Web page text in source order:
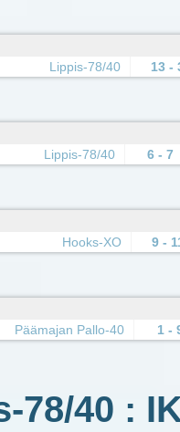
Lippis-78/40 13 -
Lippis-78/40 6 - 7
Hooks-XO 9 -
Päämajan Pallo-40 1 -
78/40 :